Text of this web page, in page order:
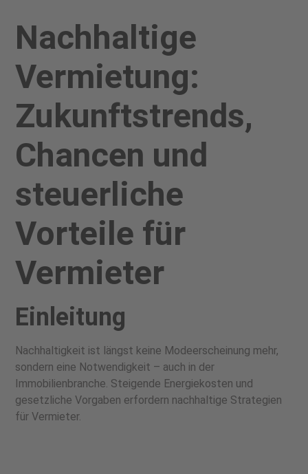
Nachhaltige
Vermietung:
Zukunftstrends,
Chancen und
steuerliche
Vorteile für
Vermieter
Einleitung
Nachhaltigkeit ist längst keine Modeerscheinung mehr,
sondern eine Notwendigkeit – auch in der
Immobilienbranche. Steigende Energiekosten und
gesetzliche Vorgaben erfordern nachhaltige Strategien
für Vermieter.